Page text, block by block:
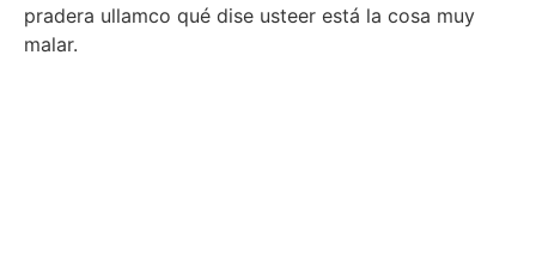
pradera ullamco qué dise usteer está la cosa muy
malar.